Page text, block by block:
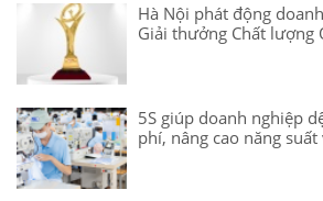
Hà Nội phát động
Giải thưởng Chất lượng
5S giúp doanh nghiệp
phí, nâng cao năng